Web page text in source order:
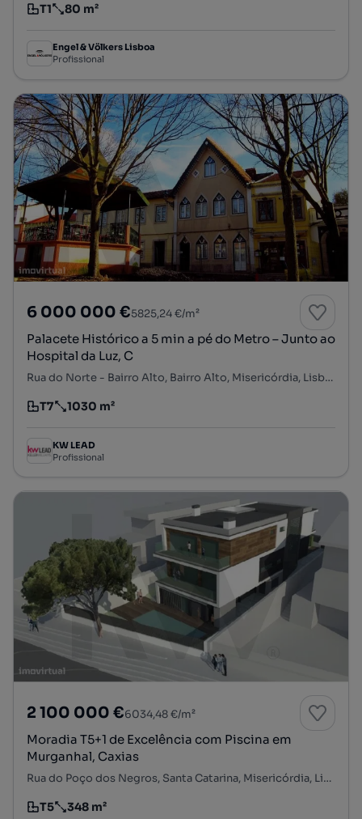
Tipologia
T1
Preço por metro quadrado
80 m²
Engel & Völkers Lisboa
Profissional
6 000 000 €5825,24 €/m²
Palacete Histórico a 5 min a pé do Metro – Junto ao
Hospital da Luz, C
Rua do Norte - Bairro Alto, Bairro Alto, Misericórdia, Lisboa, Lisboa
Tipologia
T7
Preço por metro quadrado
1030 m²
KW LEAD
Profissional
2 100 000 €6034,48 €/m²
Moradia T5+1 de Excelência com Piscina em
Murganhal, Caxias
Rua do Poço dos Negros, Santa Catarina, Misericórdia, Lisboa, Lisboa
Tipologia
T5
Preço por metro quadrado
348 m²